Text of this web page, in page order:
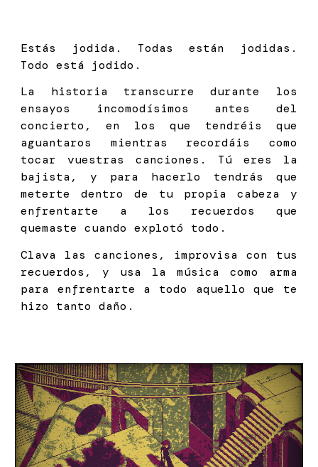
Estás jodida. Todas están jodidas.
Todo está jodido.
La historia transcurre durante los
ensayos incomodísimos antes del
concierto, en los que tendréis que
aguantaros mientras recordáis como
tocar vuestras canciones. Tú eres la
bajista, y para hacerlo tendrás que
meterte dentro de tu propia cabeza y
enfrentarte a los recuerdos que
quemaste cuando explotó todo.
Clava las canciones, improvisa con tus
recuerdos, y usa la música como arma
para enfrentarte a todo aquello que te
hizo tanto daño.